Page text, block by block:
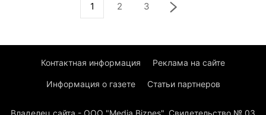
1 2 3
Контактная информация Реклама на сайте
Информация о газете Статьи партнеров